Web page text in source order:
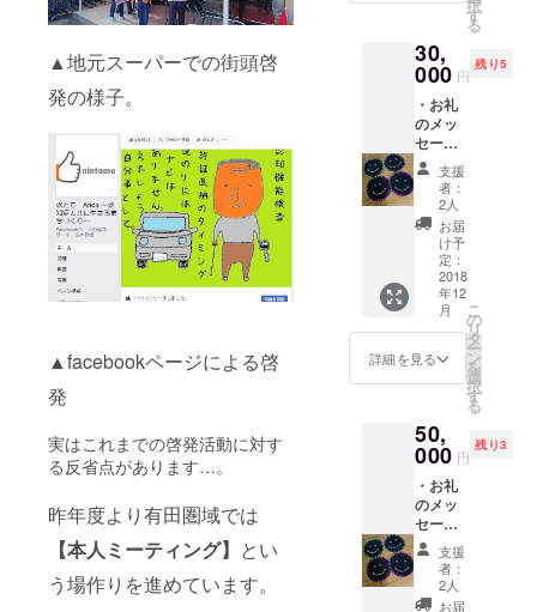
▲地元スーパーでの街頭啓
発の様子。
▲facebookページによる啓
発
実はこれまでの啓発活動に対す
る反省点があります…。
昨年度より有田圏域では
【本人ミーティング】 とい
う場作りを進めています。
て作っ
た手作
りコー
スター
をお送
りしま
す。
スター
をお送
りしま
す。 ・
ラン
チョン
マット1
枚：認
知症の
方が心
を込め
て作っ
た手作
りラン
チョン
マット
をお送
報告
とも
2018で
の啓発
の様子
につい
て記載
した報
告書を
お送り
いたし
ます。
・オレ
ンジカ
フェ飲
食券：
有田川
町地域
ALEC内
のオレ
ンジカ
フェで
のご飲
食チ
ケット
1,000円
分をお
送りし
ます
択
す
る
30,
000 円
残り5
・お礼
のメッ
セー
ジ：温
かいご
支援に
対する
お礼の
メッ
セージ
をお送
りしま
す。 ・
イベン
ト実施
報告
とも
2018で
の啓発
の様子
につい
て記載
した報
告書を
お送り
いたし
支援
者：
2人
お届
け予
定：
2018
年12
月
詳細を見る
こ
の
リ
タ
ー
ン
を
選
択
す
る
50,
000 円
残り3
・お礼
のメッ
セー
ジ：温
かいご
支援に
対する
支援
者：
2人
お届